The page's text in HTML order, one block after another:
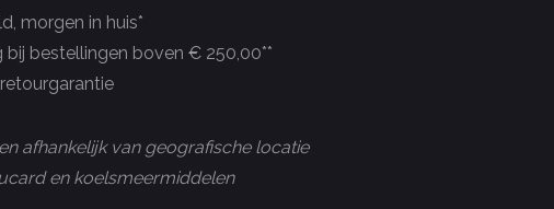
morgen in huis*
bij bestellingen boven € 250,00**
afhankelijk van geografische locatie
en koelsmeermiddelen